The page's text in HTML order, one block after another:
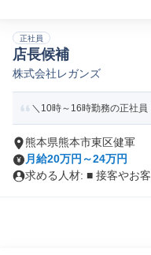
正社員
店長候補
株式会社レガンズ
＼10時～16時勤務の正社
熊本県熊本市東区健軍
月給20万円～24万円
求める人材: ■ 接客やお